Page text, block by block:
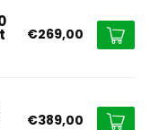
€269,00
€389,00